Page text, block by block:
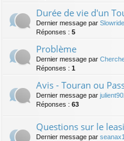
Durée de vie d'un
Dernier message par Slowride
Réponses : 5
Problème
Dernier message par
Réponses : 1
Avis - Touran ou
Dernier message par
Réponses : 63
Questions sur le
Dernier message par